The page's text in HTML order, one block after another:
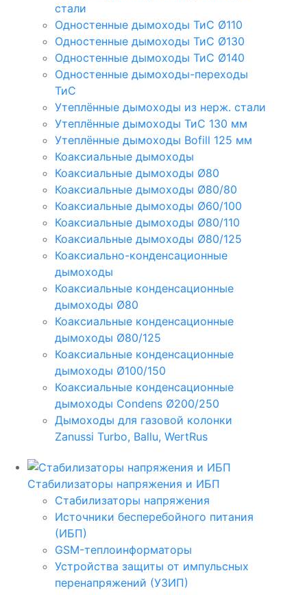
стали
Одностенные дымоходы ТиС Ø110
Одностенные дымоходы ТиС Ø130
Одностенные дымоходы ТиС Ø140
Одностенные дымоходы-переходы
ТиС
Утеплённые дымоходы из нерж. стали
Утеплённые дымоходы ТиС 130 мм
Утеплённые дымоходы Bofill 125 мм
Коаксиальные дымоходы
Коаксиальные дымоходы Ø80
Коаксиальные дымоходы Ø80/80
Коаксиальные дымоходы Ø60/100
Коаксиальные дымоходы Ø80/110
Коаксиальные дымоходы Ø80/125
Коаксиально-конденсационные
дымоходы
Коаксиальные конденсационные
дымоходы Ø80
Коаксиальные конденсационные
дымоходы Ø80/125
Коаксиальные конденсационные
дымоходы Ø100/150
Коаксиальные конденсационные
дымоходы Condens Ø200/250
Дымоходы для газовой колонки
Zanussi Turbo, Ballu, WertRus
Стабилизаторы напряжения и ИБП
Стабилизаторы напряжения
Источники бесперебойного питания
(ИБП)
GSM-теплоинформаторы
Устройства защиты от импульсных
перенапряжений (УЗИП)